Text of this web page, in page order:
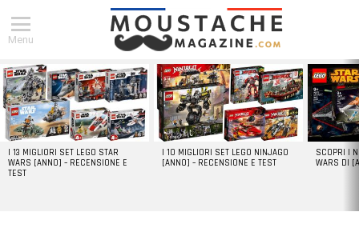
Menu
DERNIERS
ARTICLES
I 13 MIGLIORI SET LEGO STAR
WARS [ANNO] – RECENSIONE E
TEST
I 10 MIGLIORI SET LEGO NINJAGO
[ANNO] – RECENSIONE E TEST
SCOPRI I
WARS DI